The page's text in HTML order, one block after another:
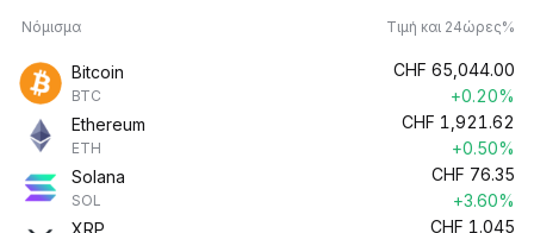
Νόμισμα Τιμή και 24ώρες%
Bitcoin
BTC
CHF 65,044.00
+0.20%
Ethereum
ETH
CHF 1,921.62
+0.50%
Solana
SOL
CHF 76.35
+3.60%
XRP
CHF 1.045